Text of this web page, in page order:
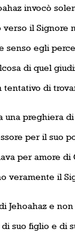
invocò
il Signore
senso egli
di quel
di
preghiera
per il suo
per amore
veramente il
Jehoahaz e
suo figlio e di